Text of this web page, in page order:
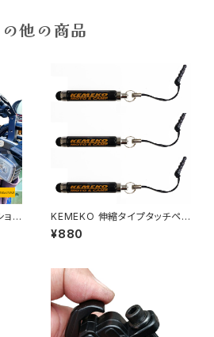
他の商品
KEMEKO 伸縮タイプタッチペン
3個セット 便利なクリップ1個付
き オーチャクリール交換対応可
¥880